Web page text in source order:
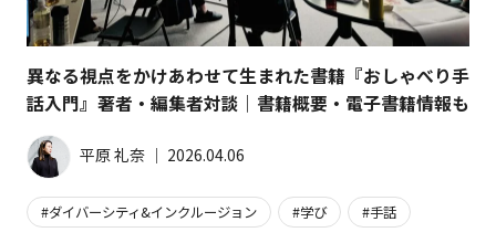
異なる視点をかけあわせて生まれた書籍『おしゃべり手
話入門』著者・編集者対談｜書籍概要・電子書籍情報も
平原 礼奈 │ 2026.04.06
ダイバーシティ&インクルージョン 学び 手話